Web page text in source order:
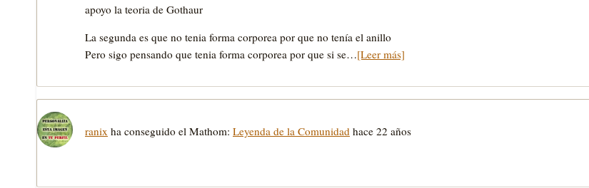
apoyo la teoria de Gothaur
La segunda es que no tenia forma corporea por que no tenía el anillo
Pero sigo pensando que tenia forma corporea por que si se…[Leer más]
ranix ha conseguido el Mathom: Leyenda de la Comunidad hace 22 años